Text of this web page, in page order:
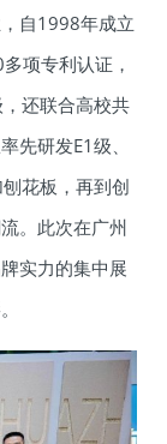
自1998年成立
项专利认证，
还联合高校共
先研发E1级、
花板，再到创
。此次在广州
实力的集中展